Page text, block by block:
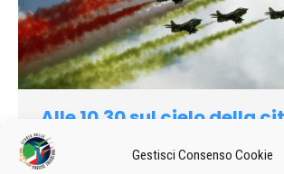
Gestisci Consenso Cookie
Alle 10.30 sul cielo della
saluto delle «frecce
1977